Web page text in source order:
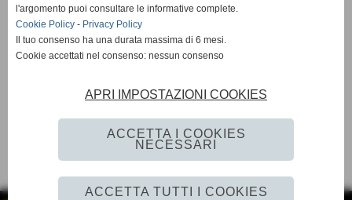
totale visite
1235937
sei il visitatore numero
l'argomento puoi consultare le informative complete.
Cookie Policy - Privacy Policy
Il tuo consenso ha una durata massima di 6 mesi.
Cookie accettati nel consenso: nessun consenso
APRI IMPOSTAZIONI COOKIES
ACCETTA I COOKIES
NECESSARI
ACCETTA TUTTI I COOKIES